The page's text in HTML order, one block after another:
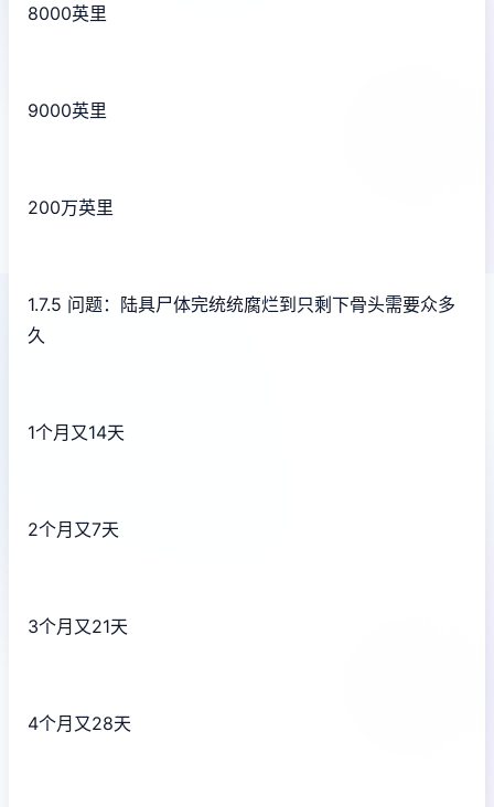
8000英里
9000英里
200万英里
1.7.5 问题：陆具尸体完统统腐烂到只剩下骨头需要众多
久
1个月又14天
2个月又7天
3个月又21天
4个月又28天